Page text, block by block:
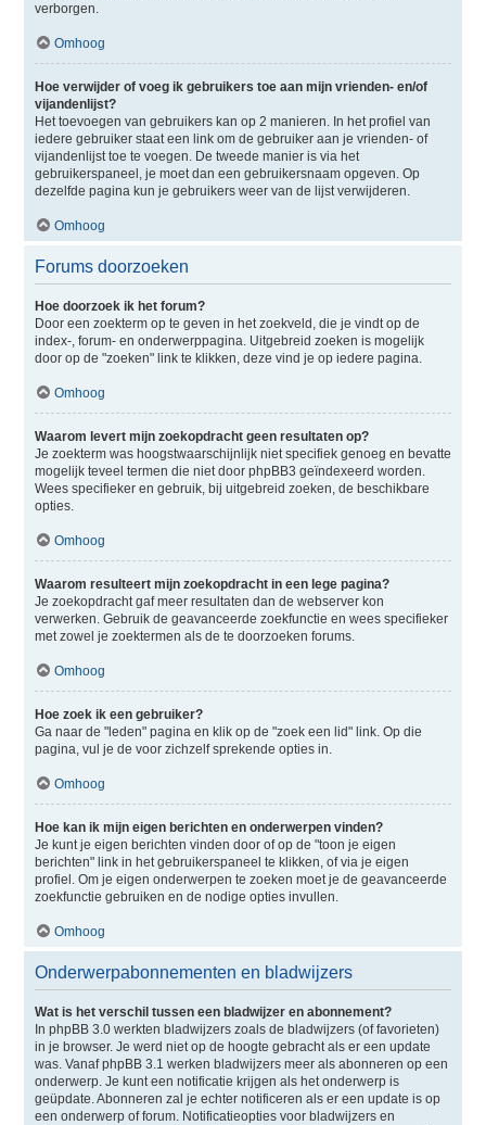
verborgen.
Omhoog
Hoe verwijder of voeg ik gebruikers toe aan mijn vrienden- en/of
vijandenlijst?
Het toevoegen van gebruikers kan op 2 manieren. In het profiel van
iedere gebruiker staat een link om de gebruiker aan je vrienden- of
vijandenlijst toe te voegen. De tweede manier is via het
gebruikerspaneel, je moet dan een gebruikersnaam opgeven. Op
dezelfde pagina kun je gebruikers weer van de lijst verwijderen.
Omhoog
Forums doorzoeken
Hoe doorzoek ik het forum?
Door een zoekterm op te geven in het zoekveld, die je vindt op de
index-, forum- en onderwerppagina. Uitgebreid zoeken is mogelijk
door op de "zoeken" link te klikken, deze vind je op iedere pagina.
Omhoog
Waarom levert mijn zoekopdracht geen resultaten op?
Je zoekterm was hoogstwaarschijnlijk niet specifiek genoeg en bevatte
mogelijk teveel termen die niet door phpBB3 geïndexeerd worden.
Wees specifieker en gebruik, bij uitgebreid zoeken, de beschikbare
opties.
Omhoog
Waarom resulteert mijn zoekopdracht in een lege pagina?
Je zoekopdracht gaf meer resultaten dan de webserver kon
verwerken. Gebruik de geavanceerde zoekfunctie en wees specifieker
met zowel je zoektermen als de te doorzoeken forums.
Omhoog
Hoe zoek ik een gebruiker?
Ga naar de "leden" pagina en klik op de "zoek een lid" link. Op die
pagina, vul je de voor zichzelf sprekende opties in.
Omhoog
Hoe kan ik mijn eigen berichten en onderwerpen vinden?
Je kunt je eigen berichten vinden door of op de "toon je eigen
berichten" link in het gebruikerspaneel te klikken, of via je eigen
profiel. Om je eigen onderwerpen te zoeken moet je de geavanceerde
zoekfunctie gebruiken en de nodige opties invullen.
Omhoog
Onderwerpabonnementen en bladwijzers
Wat is het verschil tussen een bladwijzer en abonnement?
In phpBB 3.0 werkten bladwijzers zoals de bladwijzers (of favorieten)
in je browser. Je werd niet op de hoogte gebracht als er een update
was. Vanaf phpBB 3.1 werken bladwijzers meer als abonneren op een
onderwerp. Je kunt een notificatie krijgen als het onderwerp is
geüpdate. Abonneren zal je echter notificeren als er een update is op
een onderwerp of forum. Notificatieopties voor bladwijzers en